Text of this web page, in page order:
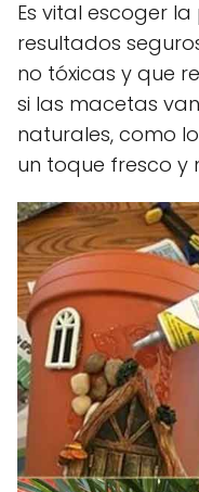
Es vital escoger
resultados
no tóxicas y que
si las macetas
naturales, como
un toque fresco y